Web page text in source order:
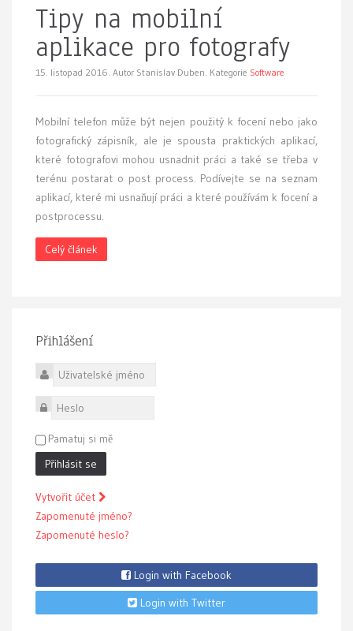
Tipy na mobilní
aplikace pro fotografy
15. listopad 2016. Autor Stanislav Duben. Kategorie Software
Mobilní telefon může být nejen použitý k focení nebo jako
fotografický zápisník, ale je spousta praktických aplikací,
které fotografovi mohou usnadnit práci a také se třeba v
terénu postarat o post process. Podívejte se na seznam
aplikací, které mi usnaňují práci a které používám k focení a
postprocessu.
Celý článek
Přihlášení
Uživatelské jméno
Heslo
Pamatuj si mě
Přihlásit se
Vytvořit účet
Zapomenuté jméno?
Zapomenuté heslo?
Login with Facebook
Login with Twitter